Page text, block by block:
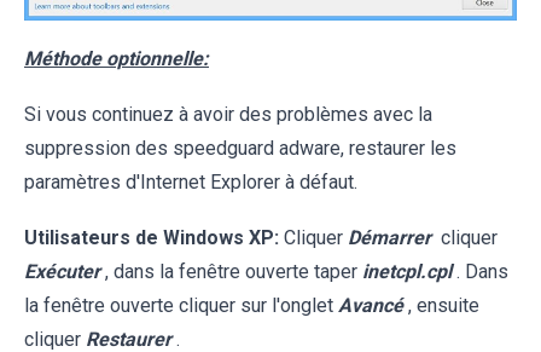
Méthode optionnelle:
Si vous continuez à avoir des problèmes avec la
suppression des speedguard adware, restaurer les
paramètres d'Internet Explorer à défaut.
Utilisateurs de Windows XP: Cliquer Démarrer cliquer
Exécuter , dans la fenêtre ouverte taper inetcpl.cpl . Dans
la fenêtre ouverte cliquer sur l'onglet Avancé , ensuite
cliquer Restaurer .